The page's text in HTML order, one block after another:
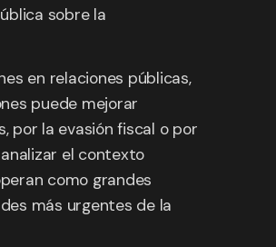
sobre la
en relaciones públicas,
puede mejorar
por la evasión fiscal o por
el contexto
como grandes
más urgentes de la